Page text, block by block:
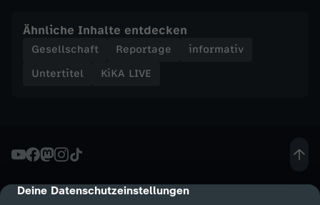
cmp-dialog-description
Deine Datenschutzeinstellungen
a
i
m
Ähnliche Inhalte entdecken
Gesellschaft Reportage
informativ
Untertitel
KiKA LIVE